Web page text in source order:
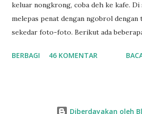
keluar nongkrong, coba deh ke kafe. Di
melepas penat dengan ngobrol dengan
sekedar foto-foto. Berikut ada
Tidak diragukan lagi, kafe ini sangat
BERBAGI 46 KOMENTAR
Diberdayakan oleh